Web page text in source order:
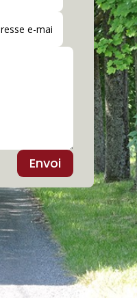
Envoi